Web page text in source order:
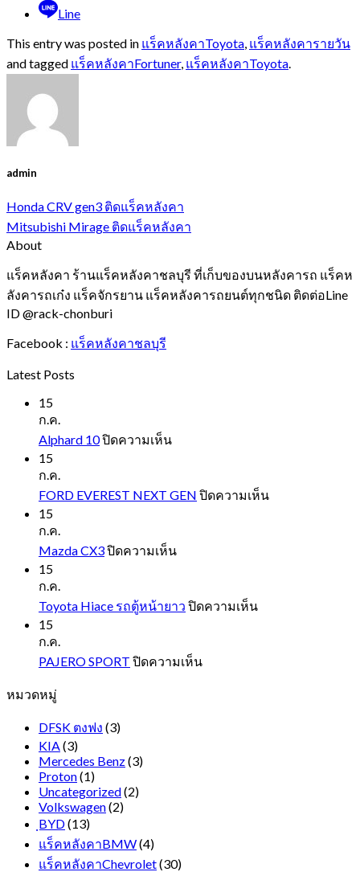
Line
This entry was posted in แร็คหลังคาToyota แร็คหลังคารายวัน
and tagged แร็คหลังคาFortuner, แร็คหลังคาToyota
admin
Honda CRV gen3 ติดแร็คหลังคา
Mitsubishi Mirage ติดแร็คหลังคา
About
แร็คหลังคา ร้านแร็คหลังคาชลบุรี ที่เก็บของบนหลังคารถ แร็คห
ลังคารถเก๋ง แร็คจักรยาน แร็คหลังคารถยนต์ทุกชนิด ติดต่อLine
ID @rack-chonburi
Facebook : แร็คหลังคาชลบุรี
Latest Posts
15
ก.ค.
Alphard 10ปิดความเห็นบน
15
ก.ค.
FORD EVEREST NEXT GEN ปิดความเห็นบน
15
ก.ค.
Mazda CX3ปิดความเห็นบน
15
ก.ค.
Toyota Hiace รถตู้หน้ายาว ปิดความเห็นบน
15
ก.ค.
PAJERO SPORT ปิดความเห็นบน
หมวดหมู่
DFSK ตงฟง (3)
KIA(3)
Mercedes Benz(3)
Proton(1)
Uncategorized(2)
Volkswagen(2)
ฺBYD(13)
แร็คหลังคาBMW(4)
แร็คหลังคาChevrolet(30)